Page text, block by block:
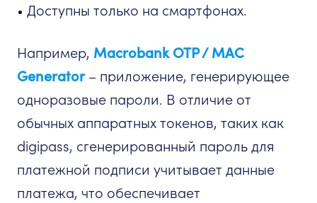
• Доступны только на смартфонах.
Например, Macrobank OTP / MAC
Generator – приложение, генерирующее
одноразовые пароли. В отличие от
обычных аппаратных токенов, таких как
digipass, сгенерированный пароль для
платежной подписи учитывает данные
платежа, что обеспечивает